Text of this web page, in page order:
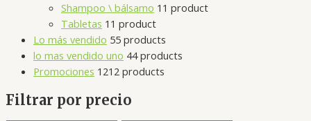
Shampoo \ bálsamo 1 1 product
Tabletas 1 1 product
Lo más vendido 55 products
lo mas vendido uno 44 products
Promociones 1212 products
Filtrar por precio